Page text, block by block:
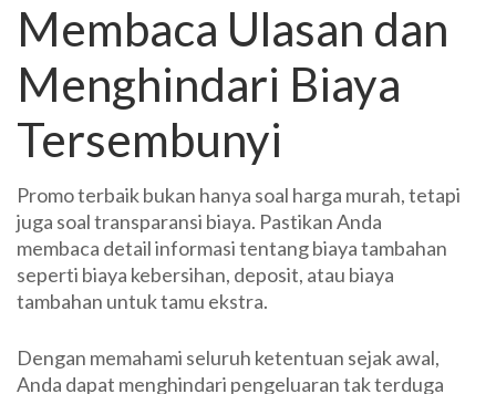
Membaca Ulasan dan
Menghindari Biaya
Tersembunyi
Promo terbaik bukan hanya soal harga murah, tetapi
juga soal transparansi biaya. Pastikan Anda
membaca detail informasi tentang biaya tambahan
seperti biaya kebersihan, deposit, atau biaya
tambahan untuk tamu ekstra.
Dengan memahami seluruh ketentuan sejak awal,
Anda dapat menghindari pengeluaran tak terduga